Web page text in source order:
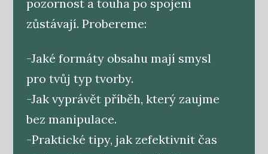
pozornost a touha po spojení
zůstávají. Probereme:
-Jaké formáty obsahu mají smysl
pro tvůj typ tvorby.
-Jak vyprávět příběh, který zaujme
bez manipulace.
-Praktické tipy, jak zefektivnit čas